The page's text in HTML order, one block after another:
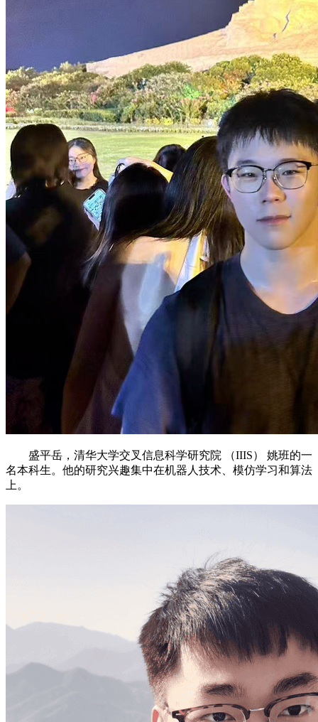
盛平岳，清华大学交叉信息科学研究院 （IIIS） 姚班的一
名本科生。他的研究兴趣集中在机器人技术、模仿学习和算法
上。